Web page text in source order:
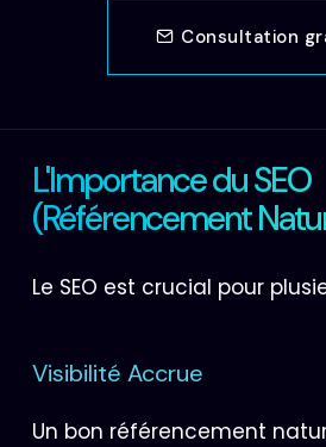
Consultation
L'Importance du SEO
(Référencement
Le SEO est crucial pour
Visibilité Accrue
Un bon référencement